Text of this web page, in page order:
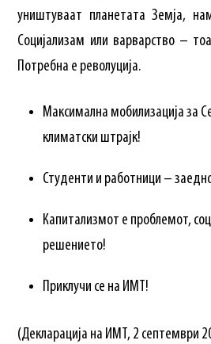
уништуваат планетата Земја,
Социјализам или варварство –
Потребна е револуција.
Максимална мобилизација за
климатски штрајк!
Студенти и работници –
Капитализмот е проблемот,
решението!
Приклучи се на ИМТ!
(Декларација на ИМТ, 2 септември